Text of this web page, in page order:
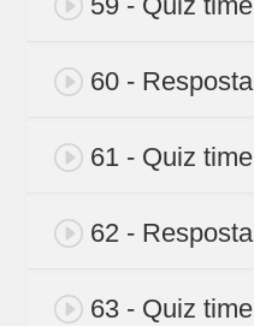
60 - Resposta
61 - Quiz time
62 - Resposta
63 - Quiz time